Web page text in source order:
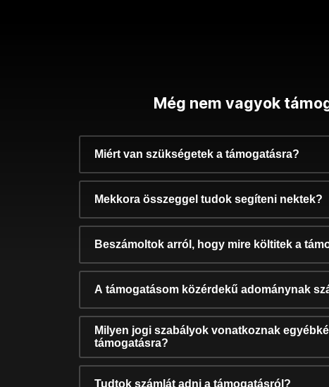
Még nem vagyok
Miért van szükségetek a támogatásra?
Mekkora összeggel tudok segíteni nektek?
Beszámoltok arról, hogy mire költitek a
A támogatásom közérdekű adománynak
Milyen jogi szabályok vonatkoznak
támogatásra?
Tudtok számlát adni a támogatásról?